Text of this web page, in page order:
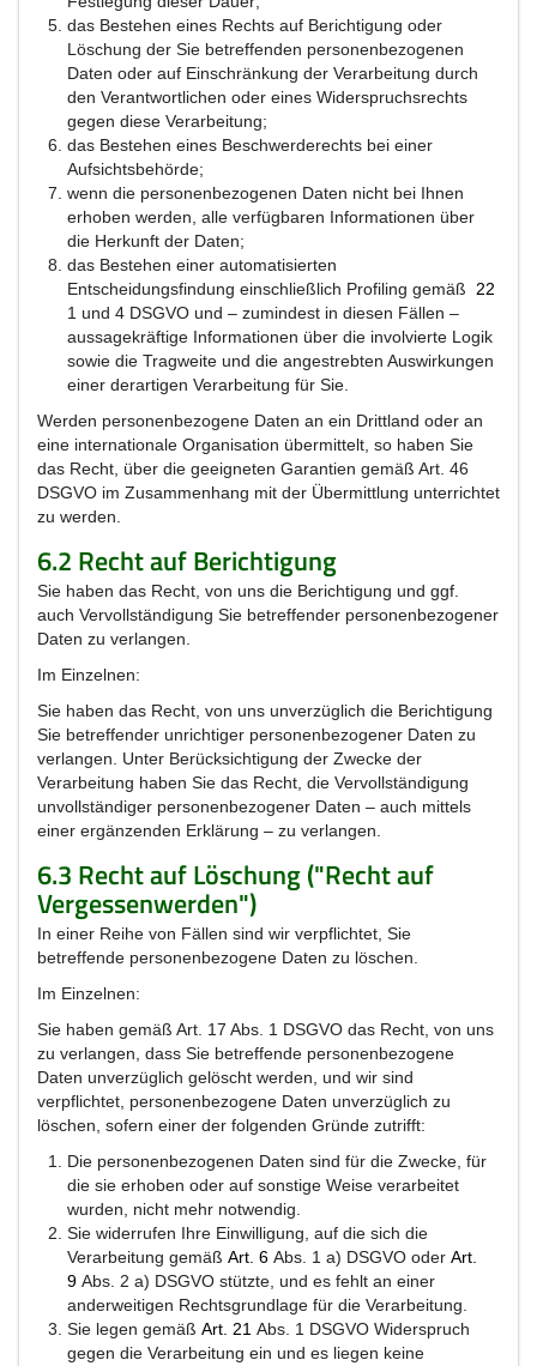
das Bestehen eines Rechts auf Berichtigung oder
Löschung der Sie betreffenden personenbezogenen
Daten oder auf Einschränkung der Verarbeitung durch
den Verantwortlichen oder eines Widerspruchsrechts
gegen diese Verarbeitung;
das Bestehen eines Beschwerderechts bei einer
Aufsichtsbehörde;
wenn die personenbezogenen Daten nicht bei Ihnen
erhoben werden, alle verfügbaren Informationen über
die Herkunft der Daten;
das Bestehen einer automatisierten
Entscheidungsfindung einschließlich Profiling gemäß 22
1 und 4 DSGVO und – zumindest in diesen Fällen –
aussagekräftige Informationen über die involvierte Logik
sowie die Tragweite und die angestrebten Auswirkungen
einer derartigen Verarbeitung für Sie.
Werden personenbezogene Daten an ein Drittland oder an
eine internationale Organisation übermittelt, so haben Sie
das Recht, über die geeigneten Garantien gemäß Art. 46
DSGVO im Zusammenhang mit der Übermittlung unterrichtet
zu werden.
6.2 Recht auf Berichtigung
Sie haben das Recht, von uns die Berichtigung und ggf.
auch Vervollständigung Sie betreffender personenbezogener
Daten zu verlangen.
Im Einzelnen:
Sie haben das Recht, von uns unverzüglich die Berichtigung
Sie betreffender unrichtiger personenbezogener Daten zu
verlangen. Unter Berücksichtigung der Zwecke der
Verarbeitung haben Sie das Recht, die Vervollständigung
unvollständiger personenbezogener Daten – auch mittels
einer ergänzenden Erklärung – zu verlangen.
6.3 Recht auf Löschung ("Recht auf
Vergessenwerden")
In einer Reihe von Fällen sind wir verpflichtet, Sie
betreffende personenbezogene Daten zu löschen.
Im Einzelnen:
Sie haben gemäß Art. 17 Abs. 1 DSGVO das Recht, von uns
zu verlangen, dass Sie betreffende personenbezogene
Daten unverzüglich gelöscht werden, und wir sind
verpflichtet, personenbezogene Daten unverzüglich zu
löschen, sofern einer der folgenden Gründe zutrifft:
Die personenbezogenen Daten sind für die Zwecke, für
die sie erhoben oder auf sonstige Weise verarbeitet
wurden, nicht mehr notwendig.
Sie widerrufen Ihre Einwilligung, auf die sich die
Verarbeitung gemäß Art. 6 Abs. 1 a) DSGVO oder Art.
9 Abs. 2 a) DSGVO stützte, und es fehlt an einer
anderweitigen Rechtsgrundlage für die Verarbeitung.
Sie legen gemäß Art. 21 Abs. 1 DSGVO Widerspruch
gegen die Verarbeitung ein und es liegen keine